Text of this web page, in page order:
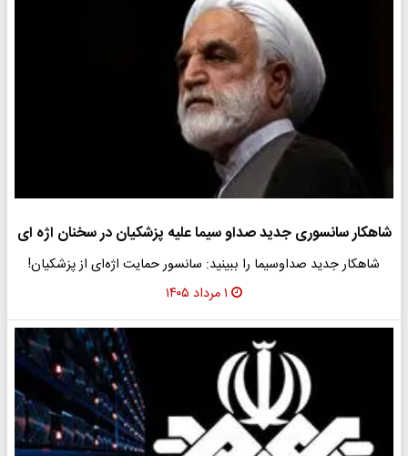
شاهکار سانسوری جدید صداو سیما علیه پزشکیان در سخنان اژه ای
شاهکار جدید صداوسیما را ببینید: سانسور حمایت اژه‌ای از پزشکیان!
۱ مرداد ۱۴۰۵